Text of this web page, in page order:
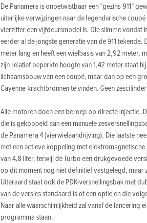
De Panamera is onbetwistbaar een "gezins-911"
uiterlijke verwijzingen naar de legendarische
vierzitter een vijfdeursmodel is. Die slimme vondst
eerder al de jongste generatie van de 911
meter lang en heeft een wielbasis van 2,92 meter,
zijn relatief beperkte hoogte van 1,42 meter staat
lichaamsbouw van een coupé, maar dan op een
Cayenne-krachtbronnen te vinden. Geen
Alle motoren doen een beroep op directe injectie.
die is gekoppeld aan een manuele
de Panamera 4 (vierwielaandrijving). Die laatste
met een actieve koppeling met
van 4,8 liter, terwijl de Turbo een drukgevoede
op dit moment nog niet definitief vastgelegd,
Uiteraard staat ook de PDK-versnellingsbak met
van de versies standaard is of een optie en die
Naar alle waarschijnlijkheid zal vanaf de lancering
programma staan.